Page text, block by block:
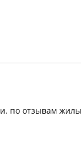
по отзывам